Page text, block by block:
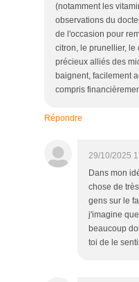
(notamment les
observations du
de l'occasion pour
citron, le prunellier, le
précieux alliés des
baignent, facilement
compris
Répondre
29/10/2025
Dans mon
chose de
gens sur le
j'imagine
beaucoup
toi de le